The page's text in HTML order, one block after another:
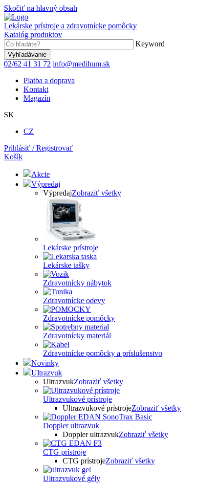
Skočiť na hlavný obsah
Lekárske prístroje a zdravotnícke pomôcky
Katalóg produktov
Keyword
02/62 41 31 72 info@medihum.sk
Platba a doprava
Kontakt
Magazín
SK
CZ
Prihlásiť / Registrovať
Košík
Akcie
Výpredaj
VýpredajZobraziť všetky
Lekárske prístroje
Lekárske tašky
Zdravotnícky nábytok
Zdravotnícke odevy
Zdravotnícke pomôcky
Zdravotnícky materiál
Zdravotnícke pomôcky a príslušenstvo
Novinky
Ultrazvuk
UltrazvukZobraziť všetky
Ultrazvukové prístroje
Ultrazvukové prístrojeZobraziť všetky
Doppler ultrazvuk
Doppler ultrazvukZobraziť všetky
CTG prístroje
CTG prístrojeZobraziť všetky
Ultrazvukové gély